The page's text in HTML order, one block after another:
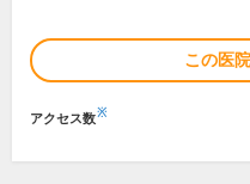
この医
アクセス数※